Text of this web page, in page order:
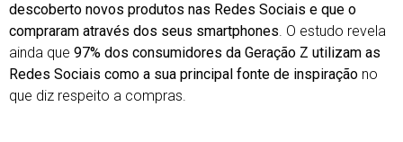
descoberto novos produtos nas Redes Sociais e que o
compraram através dos seus smartphones. O estudo revela
ainda que 97% dos consumidores da Geração Z utilizam as
Redes Sociais como a sua principal fonte de inspiração no
que diz respeito a compras.